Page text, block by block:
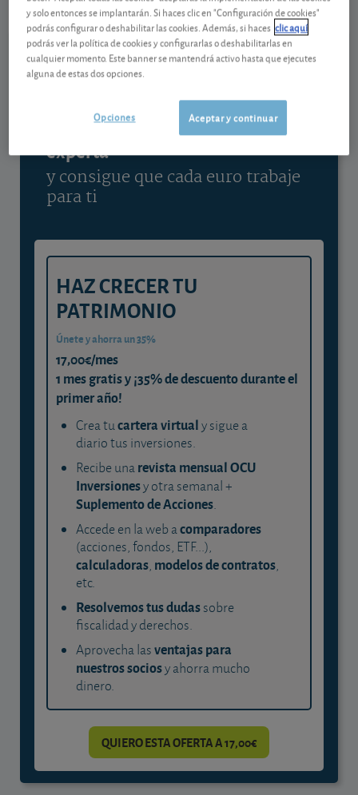
Ver detalladamente
Contenido reservado a SOCIOS
Gestiona tu dinero con visión
experta
y consigue que cada euro trabaje
para ti
HAZ CRECER TU
PATRIMONIO
Únete y ahorra un 35%
17,00€/mes
1 mes gratis y ¡35% de descuento durante el
primer año!
Crea tucartera virtualy sigue a
diario tus inversiones.
Recibe unarevista mensual OCU
Inversionesy otra semanal +
Suplemento de Acciones.
Accede en la web acomparadores
(acciones, fondos, ETF...),
calculadoras, modelos de contratos,
etc.
Resolvemos tus dudassobre
fiscalidad y derechos.
Aprovecha lasventajas para
nuestros sociosy ahorra mucho
dinero.
QUIERO ESTA OFERTA A 17,00€
y solo entonces se implantarán. Si haces clic en "Configuración de cookies"
podrás configurar o deshabilitar las cookies. Además, si haces clic aquí
podrás ver la política de cookies y configurarlas o deshabilitarlas en
cualquier momento. Este banner se mantendrá activo hasta que ejecutes
alguna de estas dos opciones.
Aceptar y continuar
Opciones